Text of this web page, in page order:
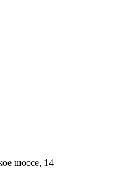
шоссе, 14